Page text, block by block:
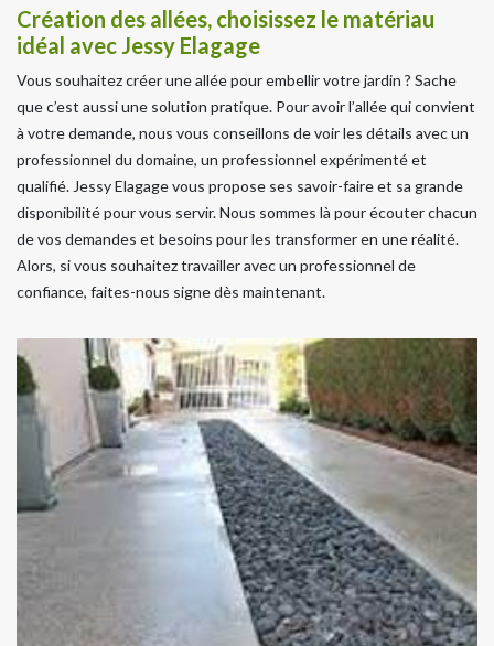
Création des allées, choisissez le matériau
idéal avec Jessy Elagage
Vous souhaitez créer une allée pour embellir votre jardin ? Sache
que c’est aussi une solution pratique. Pour avoir l’allée qui convient
à votre demande, nous vous conseillons de voir les détails avec un
professionnel du domaine, un professionnel expérimenté et
qualifié. Jessy Elagage vous propose ses savoir-faire et sa grande
disponibilité pour vous servir. Nous sommes là pour écouter chacun
de vos demandes et besoins pour les transformer en une réalité.
Alors, si vous souhaitez travailler avec un professionnel de
confiance, faites-nous signe dès maintenant.